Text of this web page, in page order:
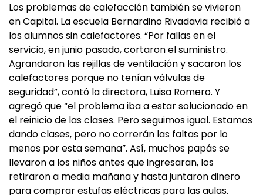
Los problemas de calefacción también se vivieron
en Capital. La escuela Bernardino Rivadavia recibió a
los alumnos sin calefactores. “Por fallas en el
servicio, en junio pasado, cortaron el suministro.
Agrandaron las rejillas de ventilación y sacaron los
calefactores porque no tenían válvulas de
seguridad”, contó la directora, Luisa Romero. Y
agregó que “el problema iba a estar solucionado en
el reinicio de las clases. Pero seguimos igual. Estamos
dando clases, pero no correrán las faltas por lo
menos por esta semana”. Así, muchos papás se
llevaron a los niños antes que ingresaran, los
retiraron a media mañana y hasta juntaron dinero
para comprar estufas eléctricas para las aulas.